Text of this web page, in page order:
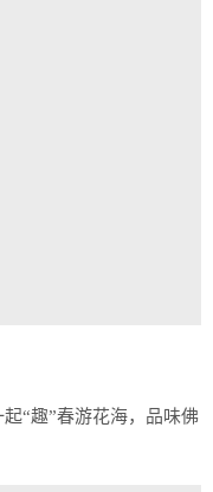
“趣”春游花海，品味佛